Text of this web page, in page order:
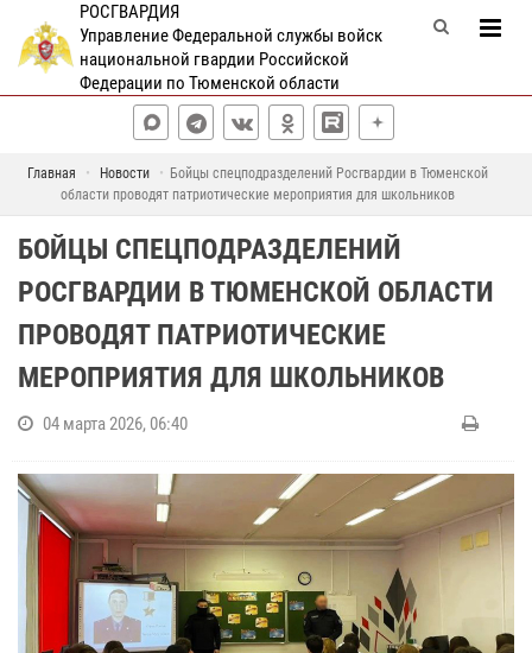
РОСГВАРДИЯ
Управление Федеральной службы войск
национальной гвардии Российской
Федерации по Тюменской области
Главная Новости
Бойцы спецподразделений Росгвардии в Тюменской
области проводят патриотические мероприятия для школьников
БОЙЦЫ СПЕЦПОДРАЗДЕЛЕНИЙ
РОСГВАРДИИ В ТЮМЕНСКОЙ ОБЛАСТИ
ПРОВОДЯТ ПАТРИОТИЧЕСКИЕ
МЕРОПРИЯТИЯ ДЛЯ ШКОЛЬНИКОВ
04 марта 2026, 06:40